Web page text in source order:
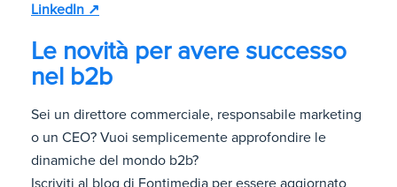
LinkedIn ↗
Le novità per avere successo
nel b2b
Sei un direttore commerciale, responsabile marketing
o un CEO? Vuoi semplicemente approfondire le
dinamiche del mondo b2b?